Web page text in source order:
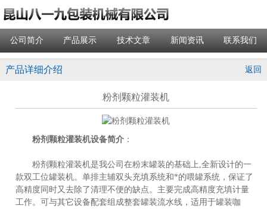
公司简介 产品展示 技术文章 新闻资讯 联系我们
产品详细介绍 返回
粉剂颗粒灌装机
粉剂颗粒灌装机设备简介 ：
粉剂颗粒灌装机是我公司在粉末罐装的基础上,全新设计的一
款双工位罐装机。单排主辅双头充填系统和*的喂罐系统，保证了
高精度同时又去除了清理不便的缺点。主要完成高精度充填计量
工作。可与其它设备配套组成整套罐装流水线，适用于罐装咖